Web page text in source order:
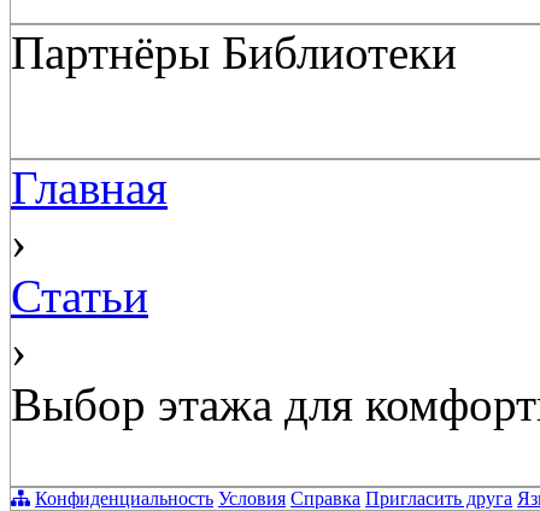
Партнёры Библиотеки
Главная
›
Статьи
›
Выбор этажа для
Конфиденциальность Условия Справка Пригласить друга